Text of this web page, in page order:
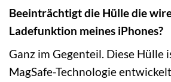
Beeinträchtigt die Hülle die
Ladefunktion meines iPhones?
Ganz im Gegenteil. Diese Hülle
MagSafe-Technologie